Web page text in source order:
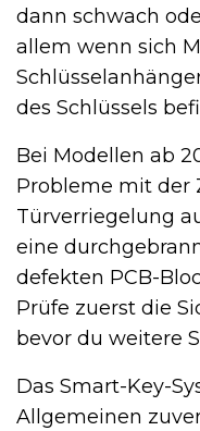
dann schwach
allem wenn sich
des Schlüssels
Bei Modellen ab
Probleme mit der
Türverriegelung
eine
defekten PCB-
Prüfe zuerst die
bevor du weitere
Das Smart-Key-
Allgemeinen